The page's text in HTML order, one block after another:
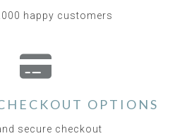
happy customers
OPTIONS
secure checkout